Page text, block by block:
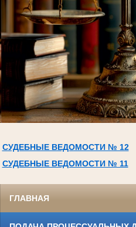
СУДЕБНЫЕ ВЕДОМОСТИ № 12
СУДЕБНЫЕ ВЕДОМОСТИ № 11
ГЛАВНАЯ